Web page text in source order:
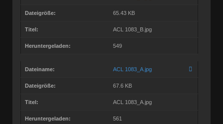
Dateigröße: 65.43 KB
Titel: ACL 1083_B.jpg
Heruntergeladen: 549
Dateiname: ACL 1083_A.jpg
Dateigröße: 67.6 KB
Titel: ACL 1083_A.jpg
Heruntergeladen: 561